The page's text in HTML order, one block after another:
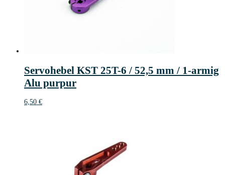
Servohebel KST 25T-6 / 52,5 mm / 1-armig
Alu purpur
6,50 €